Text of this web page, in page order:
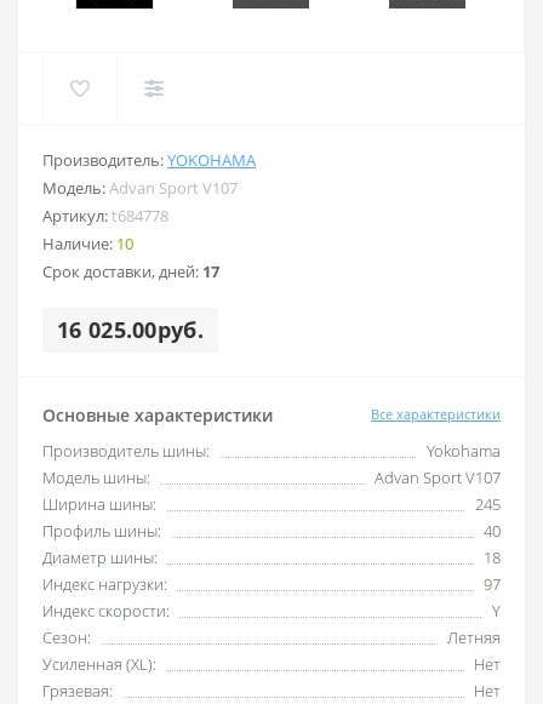
Производитель:YOKOHAMA
Модель:Advan Sport V107
Артикул:t684778
Наличие: 10
Срок доставки, дней: 17
16 025.00руб.
Основные характеристики Все характеристики
Производитель шины:
Yokohama
Модель шины:
Advan Sport V107
Ширина шины:
245
Профиль шины:
40
Диаметр шины:
18
Индекс нагрузки:
97
Индекс скорости:
Y
Сезон:
Летняя
Усиленная (XL):
Нет
Грязевая:
Нет